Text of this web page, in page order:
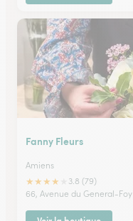
Fanny Fleurs
Amiens
★★★★
3.8 (79)
66, Avenue du General-Foy